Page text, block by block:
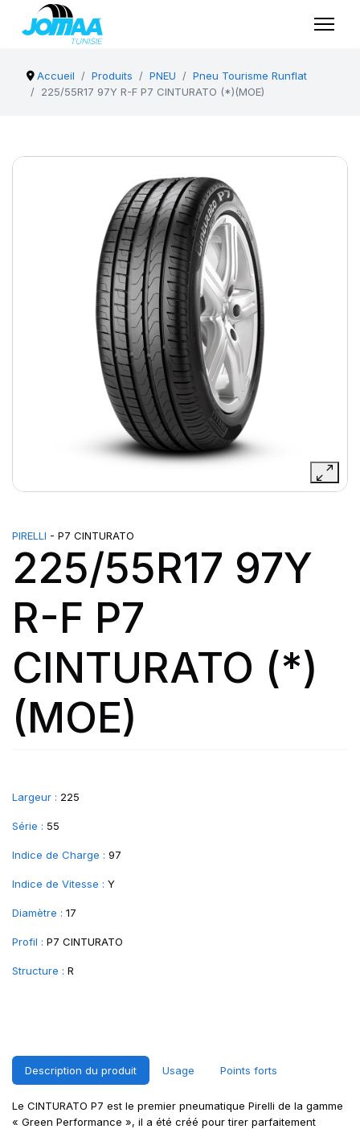
Accueil Produits PNEU
Pneu Tourisme Runflat
225/55R17 97Y R-F P7 CINTURATO (*)(MOE)
PIRELLI - P7 CINTURATO
225/55R17 97Y
R-F P7
CINTURATO (*)
(MOE)
Largeur : 225
Série : 55
Indice de Charge : 97
Indice de Vitesse : Y
Diamètre : 17
Profil : P7 CINTURATO
Structure : R
Description du produit Usage Points forts
Le CINTURATO P7 est le premier pneumatique Pirelli de la gamme
« Green Performance », il a été créé pour tirer parfaitement